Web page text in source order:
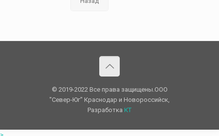
© 2019-2022 Все права защищены.OOO
"Север-Юг" Краснодар и Новороссийск,
Разработка КТ